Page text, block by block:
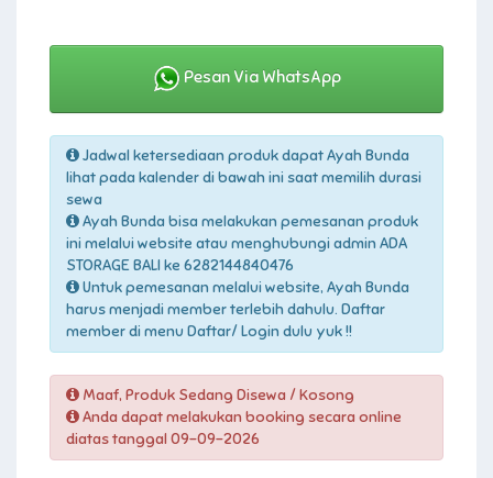
Pesan Via WhatsApp
Jadwal ketersediaan produk dapat Ayah Bunda
lihat pada kalender di bawah ini saat memilih durasi
sewa
Ayah Bunda bisa melakukan pemesanan produk
ini melalui website atau menghubungi admin ADA
STORAGE BALI ke 6282144840476
Untuk pemesanan melalui website, Ayah Bunda
harus menjadi member terlebih dahulu. Daftar
member di menu Daftar/ Login dulu yuk !!
Maaf, Produk Sedang Disewa / Kosong
Anda dapat melakukan booking secara online
diatas tanggal 09-09-2026